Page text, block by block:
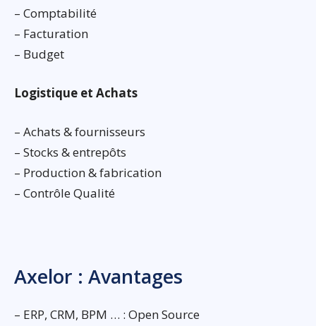
– Comptabilité
– Facturation
– Budget
Logistique et Achats
– Achats & fournisseurs
– Stocks & entrepôts
– Production & fabrication
– Contrôle Qualité
Axelor : Avantages
– ERP, CRM, BPM … : Open Source